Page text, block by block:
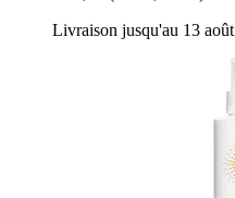
Livraison jusqu'au 13 août